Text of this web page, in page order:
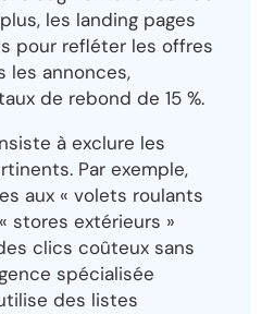
les landing pages
pour refléter les offres
les annonces,
de rebond de 15 %.
à exclure les
Par exemple,
aux « volets roulants
stores extérieurs »
clics coûteux sans
spécialisée
des listes